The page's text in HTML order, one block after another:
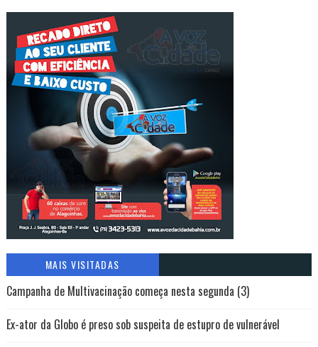
MAIS VISITADAS
Campanha de Multivacinação começa nesta segunda (3)
Ex-ator da Globo é preso sob suspeita de estupro de vulnerável